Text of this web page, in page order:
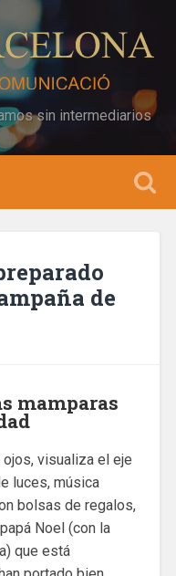
sin intermediarios
de
mamparas
visualiza el eje
luces, música
bolsas de regalos,
Noel (con la
que está